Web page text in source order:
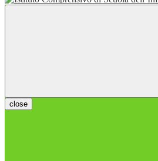
close